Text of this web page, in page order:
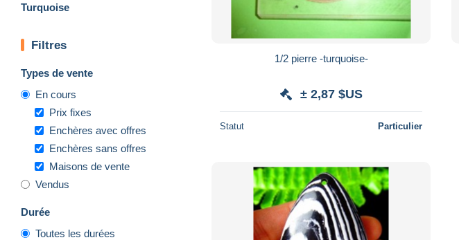
Turquoise
Filtres
Types de vente
En cours
Prix fixes
Enchères avec offres
Enchères sans offres
Maisons de vente
Vendus
Durée
Toutes les durées
1/2 pierre -turquoise-
± 2,87 $US
Statut Particulier